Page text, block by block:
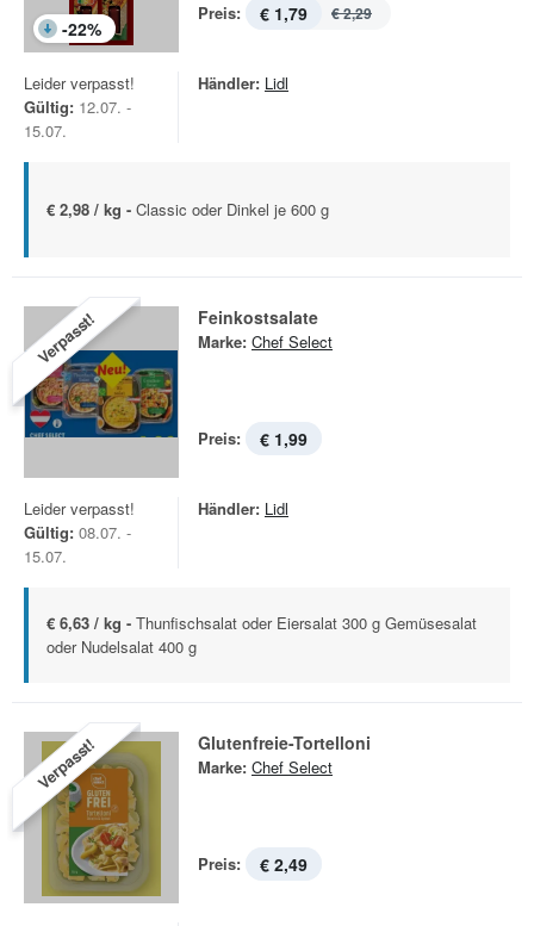
-22%
Preis: € 1,79 € 2,29
Leider verpasst!
Gültig: 12.07. -
15.07.
Händler: Lidl
€ 2,98 / kg - Classic oder Dinkel je 600 g
Verpasst! Feinkostsalate
Marke: Chef Select
Preis: € 1,99
Leider verpasst!
Gültig: 08.07. -
15.07.
Händler: Lidl
€ 6,63 / kg - Thunfischsalat oder Eiersalat 300 g Gemüsesalat
oder Nudelsalat 400 g
Verpasst! Glutenfreie-Tortelloni
Marke: Chef Select
Preis: € 2,49